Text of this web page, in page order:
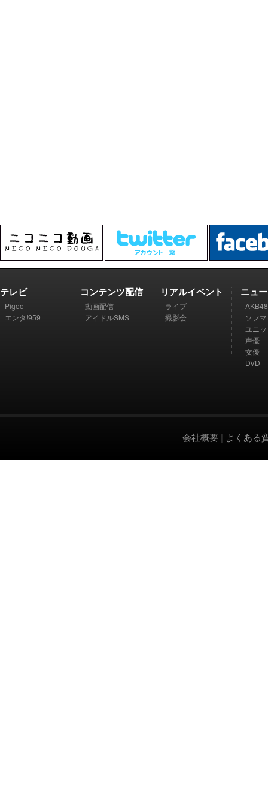
テレビ
Pigoo
エンタ!959
コンテンツ配信
動画配信
アイドルSMS
リアルイベント
ライブ
撮影会
ニュ
AKB48
ソフ
ユニ
声優
女優
DVD
会社概要 | よくある